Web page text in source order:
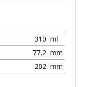
310 ml
77,2 mm
202 mm